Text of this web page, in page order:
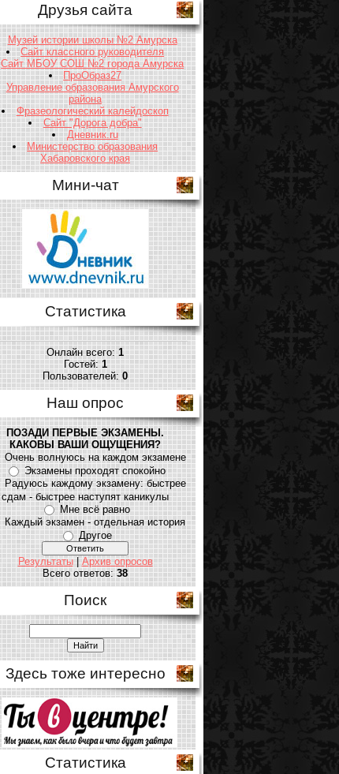
Друзья сайта
Музей истории школы №2 Амурска
Сайт классного руководителя
Сайт МБОУ СОШ №2 города Амурска
ПроОбраз27
Управление образования Амурского
района
Фразеологический калейдоскоп
Сайт "Дорога добра"
Дневник.ru
Министерство образования
Хабаровского края
Мини-чат
Статистика
Онлайн всего:1
Гостей:1
Пользователей:0
Наш опрос
ПОЗАДИ ПЕРВЫЕ ЭКЗАМЕНЫ.
КАКОВЫ ВАШИ ОЩУЩЕНИЯ?
Очень волнуюсь на каждом экзамене
Экзамены проходят спокойно
Радуюсь каждому экзамену: быстрее
сдам - быстрее наступят каникулы
Мне всё равно
Каждый экзамен - отдельная история
Другое
Результаты|Архив опросов
Всего ответов:38
Поиск
Здесь тоже интересно
Статистика